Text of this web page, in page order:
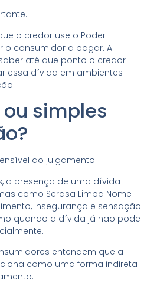
o credor use o Poder
o consumidor a pagar. A
até que ponto o credor
essa dívida em ambientes
simples
do julgamento.
a presença de uma dívida
como Serasa Limpa Nome
insegurança e sensação
quando a dívida já não pode
entendem que a
como uma forma indireta